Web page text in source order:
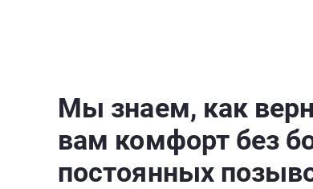
Мы знаем, как
вам комфорт без
постоянных